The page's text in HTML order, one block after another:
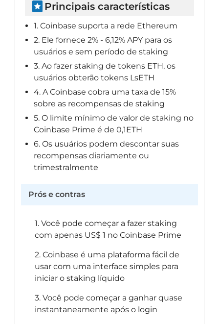
Principais características
1. Coinbase suporta a rede Ethereum
2. Ele fornece 2% - 6,12% APY para os
usuários e sem período de staking
3. Ao fazer staking de tokens ETH, os
usuários obterão tokens LsETH
4. A Coinbase cobra uma taxa de 15%
sobre as recompensas de staking
5. O limite mínimo de valor de staking no
Coinbase Prime é de 0,1ETH
6. Os usuários podem descontar suas
recompensas diariamente ou
trimestralmente
Prós e contras
1. Você pode começar a fazer staking
com apenas US$ 1 no Coinbase Prime
2. Coinbase é uma plataforma fácil de
usar com uma interface simples para
iniciar o staking líquido
3. Você pode começar a ganhar quase
instantaneamente após o login